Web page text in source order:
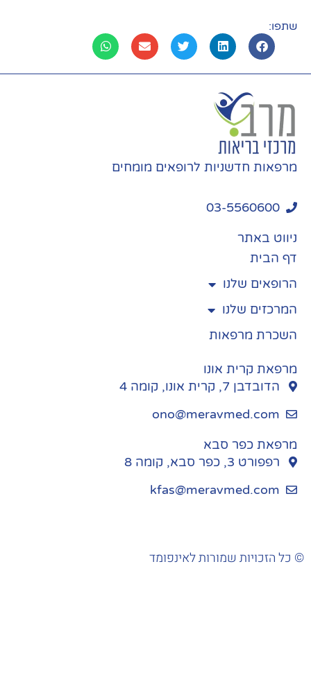
שתפו:
מרפאות חדשניות לרופאים מומחים
03-5560600
ניווט באתר
דף הבית
הרופאים שלנו
המרכזים שלנו
השכרת מרפאות
מרפאת קרית אונו
הדובדבן 7, קרית אונו, קומה 4
ono@meravmed.com
מרפאת כפר סבא
רפפורט 3, כפר סבא, קומה 8
kfas@meravmed.com
הזכויות שמורות לאינפומד